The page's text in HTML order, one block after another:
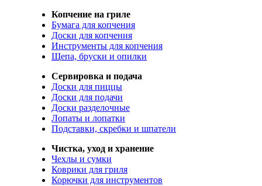
Копчение на гриле
Бумага для копчения
Доски для копчения
Инструменты для копчения
Щепа, бруски и опилки
Сервировка и подача
Доски для пиццы
Доски для подачи
Доски разделочные
Лопаты и лопатки
Подставки, скребки и шпатели
Чистка, уход и хранение
Чехлы и сумки
Коврики для гриля
Корючки для инструментов